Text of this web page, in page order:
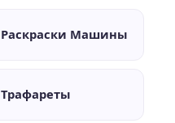
Раскраски Машины
Трафареты